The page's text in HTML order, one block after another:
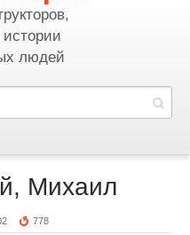
людей
Михаил
778